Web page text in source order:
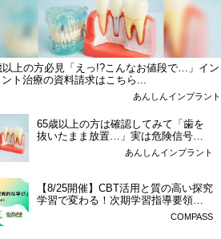
以上の方必見「えっ!?こんなお値段で…」イン
ト治療の資料請求はこちら...
あんしんインプラント
65歳以上の方は確認してみて「歯を
抜いたまま放置…」実は危険信号？
あんしんインプラント
【8/25開催】CBT活用と質の高い探究
学習で変わる！次期学習指導要領を
COMPASS